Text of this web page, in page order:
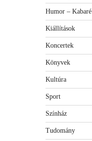
Humor – Kabaré
Kiállítások
Koncertek
Könyvek
Kultúra
Sport
Színház
Tudomány